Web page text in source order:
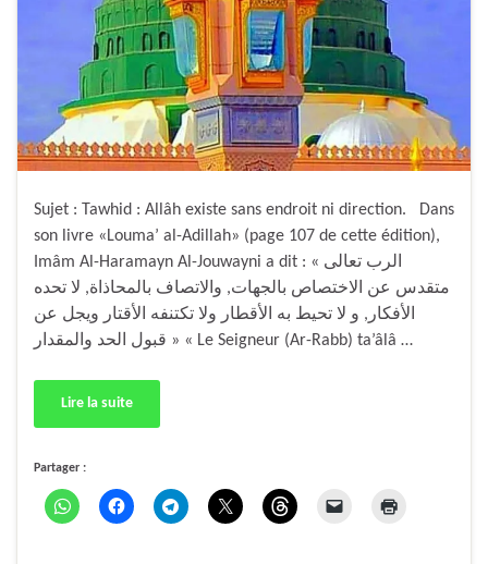
Sujet : Tawhid : Allâh existe sans endroit ni direction. Dans
son livre «Louma’ al-Adillah» (page 107 de cette édition),
Imâm Al-Haramayn Al-Jouwayni a dit : « الرب تعالى
متقدس عن الاختصاص بالجهات, والاتصاف بالمحاذاة, لا تحده
الأفكار, و لا تحيط به الأقطار ولا تكتنفه الأقتار ويجل عن
قبول الحد والمقدار » « Le Seigneur (Ar-Rabb) ta’âlâ …
Lire la suite
Partager :